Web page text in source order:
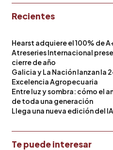
Recientes
Hearst adquiere el 100% de
Atreseries Internacional
cierre de año
Galicia y La Nación lanzan la
Excelencia Agropecuaria
Entre luz y sombra: cómo el
de toda una generación
Llega una nueva edición del
Te puede interesar